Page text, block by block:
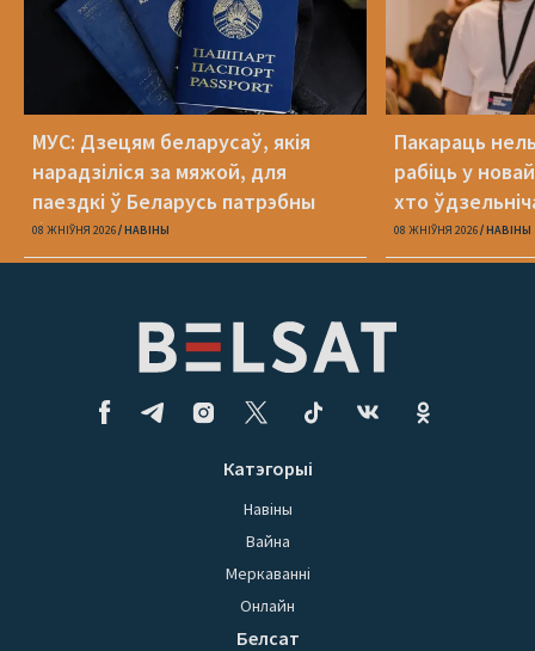
МУС: Дзецям беларусаў, якія
нарадзіліся за мяжой, для
паездкі ў Беларусь патрэбны
беларускі пашпарт
08 ЖНІЎНЯ 2026 НАВІНЫ
Пакараць
рабіць у
хто
08 ЖНІЎНЯ 2026 НАВІНЫ
Катэгорыі
Навіны
Вайна
Меркаванні
Онлайн
Белсат